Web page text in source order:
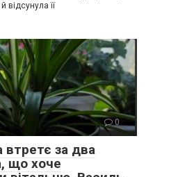
відсунула її
0
втретє за два
що хоче